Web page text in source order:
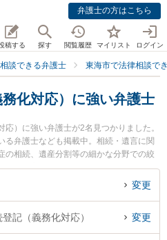
弁護士の方はこちら
稿する 探す 閲覧履歴 マイリスト ログイン
談できる弁護士 東海市で法律相談で
化対応）に強い弁護士
）に強い弁護士が2名見つかりました。
る弁護士なども掲載中。相続・遺言に関
の相続、遺産分割等の細かな分野での絞
士法人心 東海法律事務所の長谷川 睦弁護
のプロフィール情報や弁護士費用、強み
護士を検索したい』『初回相談無料で相
る東海市内の弁護士に相談予約したい』
変更
記（義務化対応） 変更